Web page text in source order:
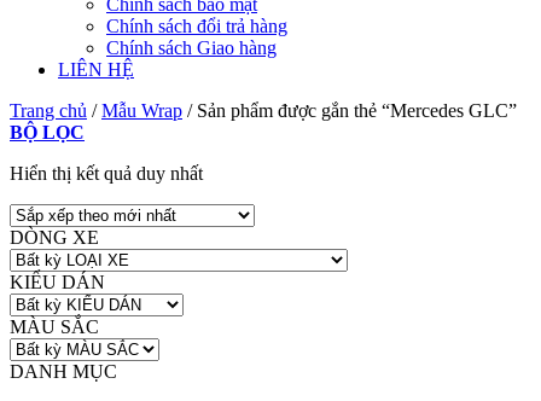
Chính sách bảo mật
Chính sách đổi trả hàng
Chính sách Giao hàng
LIÊN HỆ
Trang chủ / Mẫu Wrap /Sản phẩm được gắn thẻ “Mercedes GLC”
BỘ LỌC
Hiển thị kết quả duy nhất
DÒNG XE
KIỂU DÁN
MÀU SẮC
DANH MỤC